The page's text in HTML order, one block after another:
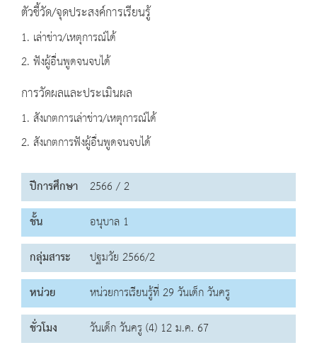
ตัวชี้วัด/จุดประสงค์การเรียนรู้
1. เล่าข่าว/เหตุการณ์ได้
2. ฟังผู้อื่นพูดจนจบได้
การวัดผลและประเมินผล
1. สังเกตการเล่าข่าว/เหตุการณ์ได้
2. สังเกตการฟังผู้อื่นพูดจนจบได้
ปีการศึกษา 2566 / 2
ชั้น
อนุบาล 1
กลุ่มสาระ
ปฐมวัย 2566/2
หน่วย
หน่วยการเรียนรู้ที่ 29 วันเด็ก วันครู
ชั่วโมง
วันเด็ก วันครู (4) 12 ม.ค. 67